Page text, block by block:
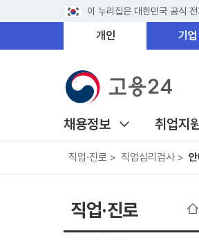
이 누리집은 대한민국 공식
개인 기업
채용정보 취업지
직업·진로 > 직업심리검사 > 안
직업·진로